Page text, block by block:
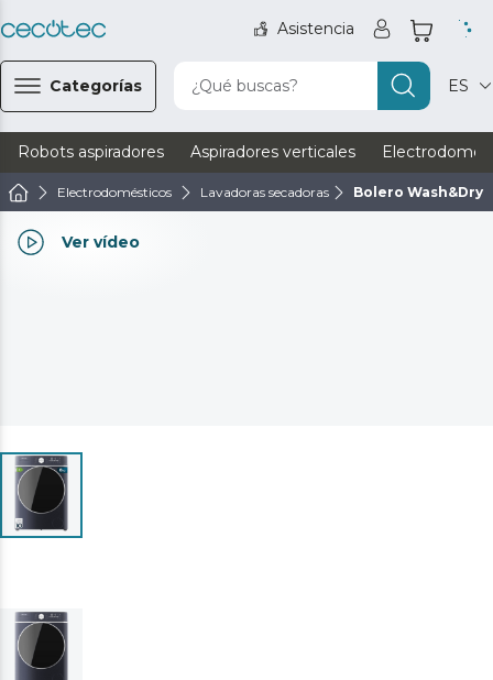
Asistencia
Categorías ¿Qué buscas? ES
Robots aspiradores Aspiradores verticales
Electrodomésticos Lavadoras secadoras Bolero Wash&Dry
Ver vídeo